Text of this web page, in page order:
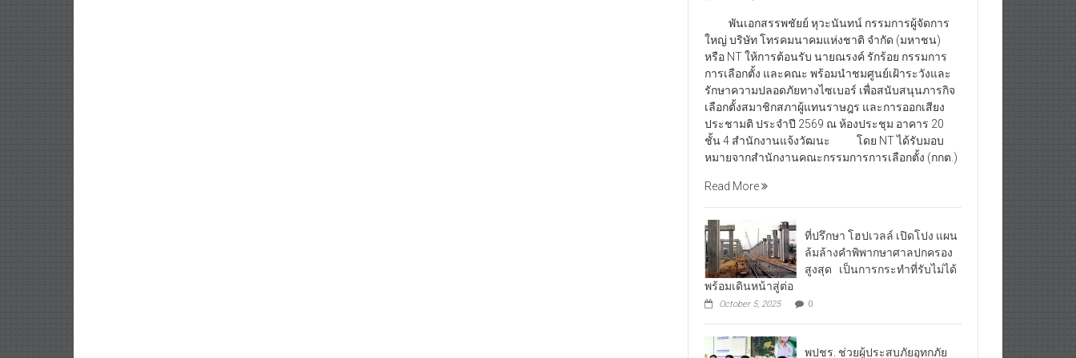
พันเอกสรรพชัยย์ หุวะนันทน์ กรรมการผู้จัดการ
ใหญ่ บริษัท โทรคมนาคมแห่งชาติ จำกัด (มหาชน)
หรือ NT ให้การต้อนรับ นายณรงค์ รักร้อย กรรมการ
การเลือกตั้ง และคณะ พร้อมนำชมศูนย์เฝ้าระวังและ
รักษาความปลอดภัยทางไซเบอร์ เพื่อสนับสนุนภารกิจ
เลือกตั้งสมาชิกสภาผู้แทนราษฎร และการออกเสียง
ประชามติ ประจำปี 2569 ณ ห้องประชุม อาคาร 20
ชั้น 4 สำนักงานแจ้งวัฒนะ โดย NT ได้รับมอบ
หมายจากสำนักงานคณะกรรมการการเลือกตั้ง (กกต.)
Read More
ที่ปรึกษา โฮปเวลล์ เปิดโปง แผน
ล้มล้างคำพิพากษาศาลปกครอง
สูงสุด เป็นการกระทำที่รับไม่ได้
พร้อมเดินหน้าสู่ต่อ
October 5, 2025 0
พปชร. ช่วยผู้ประสบภัยอุทกภัย